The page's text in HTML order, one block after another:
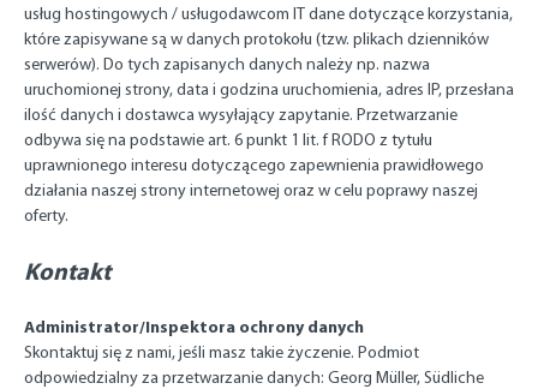
usług hostingowych / usługodawcom IT dane dotyczące korzystania,
które zapisywane są w danych protokołu (tzw. plikach dzienników
serwerów). Do tych zapisanych danych należy np. nazwa
uruchomionej strony, data i godzina uruchomienia, adres IP, przesłana
ilość danych i dostawca wysyłający zapytanie. Przetwarzanie
odbywa się na podstawie art. 6 punkt 1 lit. f RODO z tytułu
uprawnionego interesu dotyczącego zapewnienia prawidłowego
działania naszej strony internetowej oraz w celu poprawy naszej
oferty.
Kontakt
Administrator/Inspektora ochrony danych
Skontaktuj się z nami, jeśli masz takie życzenie. Podmiot
odpowiedzialny za przetwarzanie danych: Georg Müller,Südliche